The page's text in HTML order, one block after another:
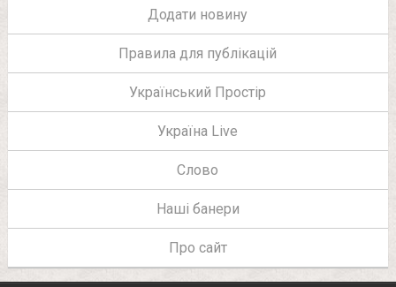
Додати новину
Правила для публікацій
Український Простір
Україна Live
Слово
Наші банери
Про сайт